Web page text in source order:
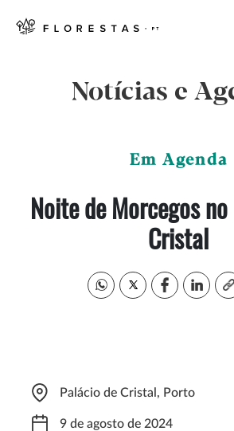
Notícias e
Em Agenda
Noite de Morcegos
Cristal
Palácio de Cristal, Porto
9 de agosto de 2024